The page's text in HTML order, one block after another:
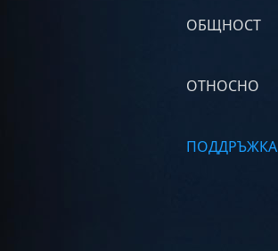
ОБЩНОСТ
ОТНОСНО
ПОДДРЪЖКА